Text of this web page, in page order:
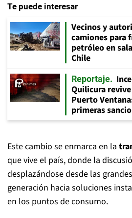
Te puede interesar
Vecinos y
camiones para
petróleo en
Chile
Reportaje
Quilicura
Puerto
primeras
Este cambio se enmarca en la
que vive el país, donde la
desplazándose desde las
generación hacia soluciones
en los puntos de consumo.